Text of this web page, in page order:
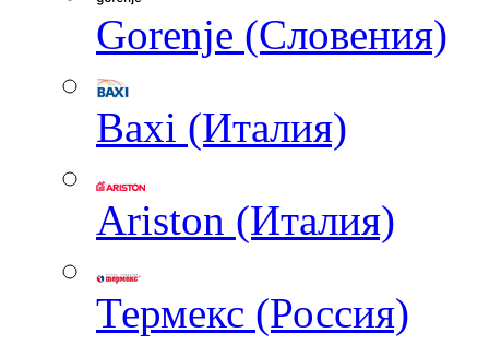
Gorenje (Словения)
Baxi (Италия)
Ariston (Италия)
Термекс (Россия)